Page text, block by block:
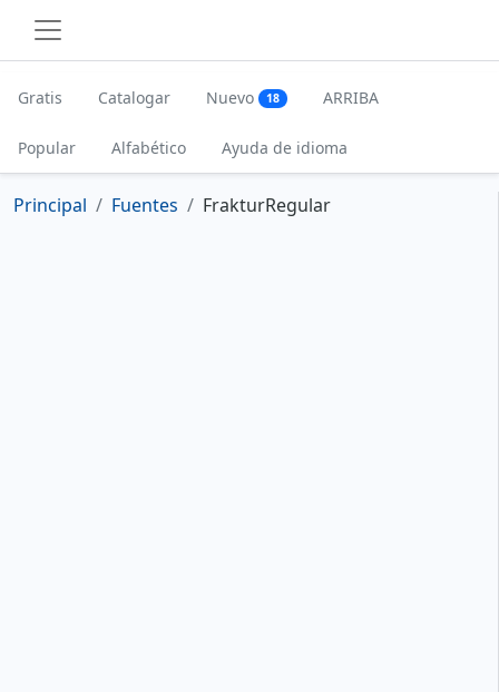
Gratis Catalogar Nuevo 18 ARRIBA
Popular Alfabético Ayuda de idioma
Principal Fuentes FrakturRegular